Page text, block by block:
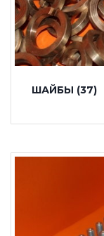
ШАЙБЫ (37)